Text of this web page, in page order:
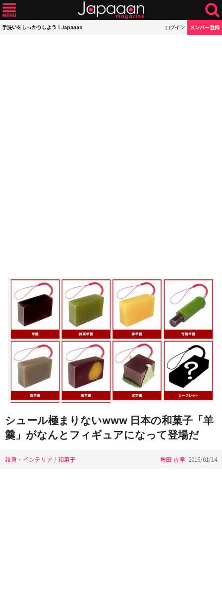
手洗いをしっかりしよう！Japaaan ログイン メンバー登録
シュール極まりないwww 日本の和菓子「羊
羹」がなんとフィギュアになって登場だ
雑貨・インテリア /和菓子 増田 吉孝 2016/01/14